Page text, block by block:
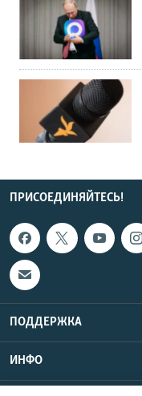
ПРИСОЕДИНЯЙТЕСЬ!
ПОДДЕРЖКА
ИНФО